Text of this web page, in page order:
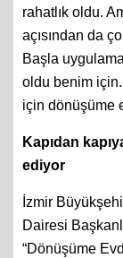
rahatlık oldu.
açısından da
Başla
oldu benim
için dönüşüme
Kapıdan
ediyor
İzmir
Dairesi
“Dönüşüme